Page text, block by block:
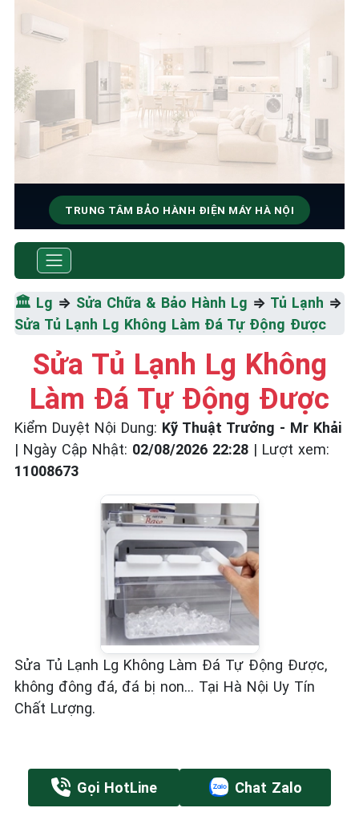
TRUNG TÂM BẢO HÀNH ĐIỆN MÁY HÀ NỘI
SỬA CHỮA & BẢO HÀNH LG
Tốc Độ Tối Đa • Chất Lượng Tối Ưu • Chi Phí Tối
Thiểu
🏛️ Lg ⇒ Sửa Chữa & Bảo Hành Lg ⇒ Tủ Lạnh ⇒
Sửa Tủ Lạnh Lg Không Làm Đá Tự Động Được
Sửa Tủ Lạnh Lg Không
Làm Đá Tự Động Được
Kiểm Duyệt Nội Dung: Kỹ Thuật Trưởng - Mr Khải
| Ngày Cập Nhật: 02/08/2026 22:28 | Lượt xem:
11008673
Sửa Tủ Lạnh Lg Không Làm Đá Tự Động Được,
không đông đá, đá bị non... Tại Hà Nội Uy Tín
Chất Lượng.
Gọi HotLine Chat Zalo